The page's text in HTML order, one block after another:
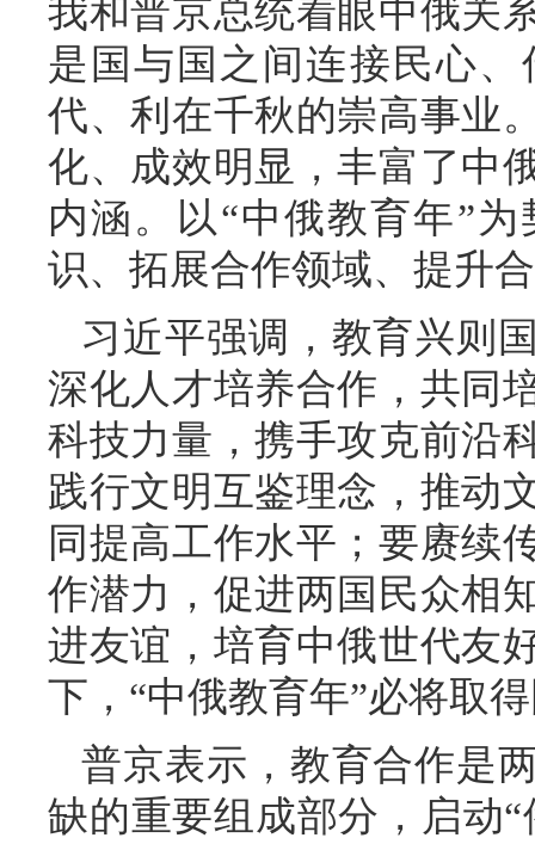
我和普京总统着眼中俄关
是国与国之间连接民心
代、利在千秋的崇高事业
化、成效明显，丰富了中
内涵。以“中俄教育年”
识、拓展合作领域、提升
习近平强调，教育兴则
深化人才培养合作，共同
科技力量，携手攻克前沿
践行文明互鉴理念，推动
同提高工作水平；要赓续
作潜力，促进两国民众相
进友谊，培育中俄世代友
下，“中俄教育年”必将取
普京表示，教育合作是
缺的重要组成部分，启动